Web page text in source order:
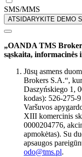
SMS/MMS
ATSIDARYKITE DEMO
„OANDA TMS
sąskaita, informacinės
Jūsų asmens
Brokers S.A.“,
Daszyńskiego 1,
kodas): 526-275-
Varšuvos
XIII komercinis
0000204776,
apmokėtas). Su
apsaugos
odo@tms.pl.